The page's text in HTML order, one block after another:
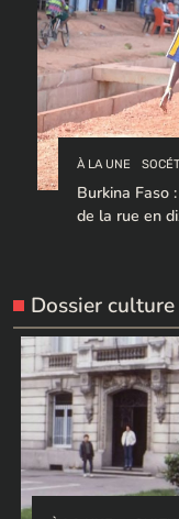
À LA UNE
Burkina Faso
de la rue en
Dossier culture